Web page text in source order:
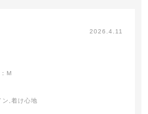
2026.4.11
M
ン,着け心地